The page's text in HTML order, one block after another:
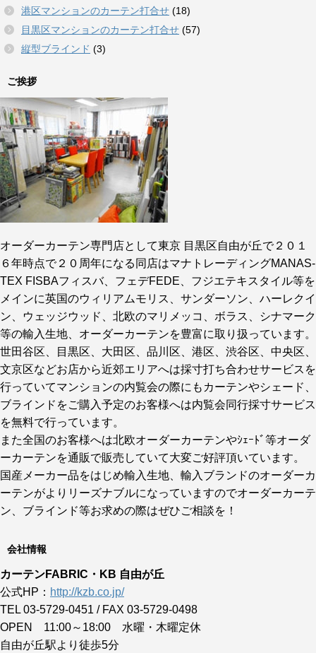
港区マンションのカーテン打合せ (18)
目黒区マンションのカーテン打合せ (57)
縦型ブラインド (3)
ご挨拶
オーダーカーテン専門店として東京 目黒区自由が丘で２０１
６年時点で２０周年になる同店はマナトレーディングMANAS-
TEX FISBAフィスバ、フェデFEDE、フジエテキスタイル等を
メインに英国のウィリアムモリス、サンダーソン、ハーレクイ
ン、ウェッジウッド、北欧のマリメッコ、ボラス、シナマーク
等の輸入生地、オーダーカーテンを豊富に取り扱っています。
世田谷区、目黒区、大田区、品川区、港区、渋谷区、中央区、
文京区などお店から近郊エリアへは採寸打ち合わせサービスを
行っていてマンションの内覧会の際にもカーテンやシェード、
ブラインドをご購入予定のお客様へは内覧会同行採寸サービス
を無料で行っています。
また全国のお客様へは北欧オーダーカーテンやｼｪｰﾄﾞ等オーダ
ーカーテンを通販で販売していて大変ご好評頂いています。
国産メーカー品をはじめ輸入生地、輸入ブランドのオーダーカ
ーテンがよりリーズナブルになっていますのでオーダーカーテ
ン、ブラインド等お求めの際はぜひご相談を！
会社情報
カーテンFABRIC・KB 自由が丘
公式HP： http://kzb.co.jp/
TEL 03-5729-0451 / FAX 03-5729-0498
OPEN 11:00～18:00 水曜・木曜定休
自由が丘駅より徒歩5分